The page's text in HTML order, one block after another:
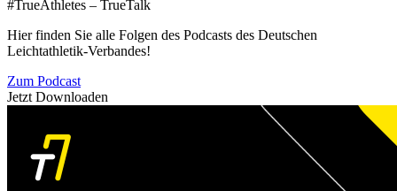
#TrueAthletes – TrueTalk
Hier finden Sie alle Folgen des Podcasts des Deutschen
Leichtathletik-Verbandes!
Zum Podcast
Jetzt Downloaden